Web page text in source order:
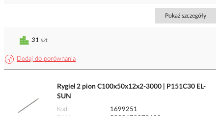
Pokaż szczegóły
Dodaj do porównania
31 szt
Rygiel 2 pion C100x50x12x2-3000 | P151C30 EL-
SUN
Kod
1699251